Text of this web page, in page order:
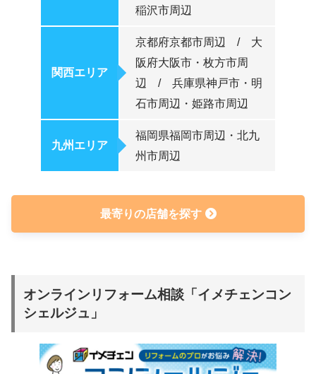
稲沢市周辺
関西エリア
京都府京都市周辺 / 大
阪府大阪市・枚方市周
辺 / 兵庫県神戸市・明
石市周辺・姫路市周辺
九州エリア
福岡県福岡市周辺・北九
州市周辺
最寄りの店舗を探す
オンラインリフォーム相談「イメチェンコン
シェルジュ」